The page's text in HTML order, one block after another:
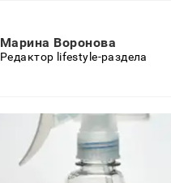
Марина Воронова
Редактор lifestyle-раздела